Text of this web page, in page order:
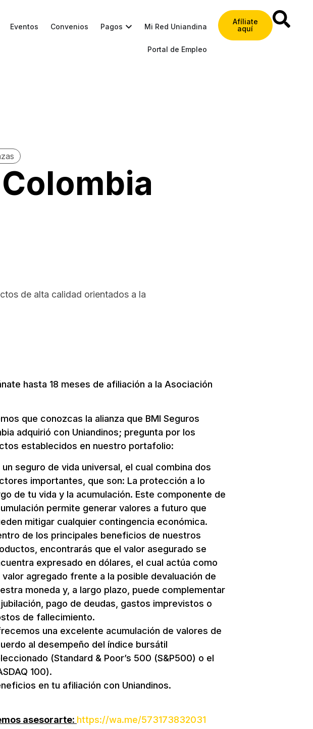
Eventos Convenios Pagos Mi Red Uniandina
Portal de Empleo
Afíliate
aquí
de alta calidad orientados a la
hasta 18 meses de afiliación a la Asociación
que conozcas la alianza que BMI Seguros
adquirió con Uniandinos; pregunta por los
establecidos en nuestro portafolio:
un seguro de vida universal, el cual combina dos
importantes, que son: La protección a lo
de tu vida y la acumulación. Este componente de
permite generar valores a futuro que
mitigar cualquier contingencia económica.
de los principales beneficios de nuestros
encontrarás que el valor asegurado se
expresado en dólares, el cual actúa como
valor agregado frente a la posible devaluación de
moneda y, a largo plazo, puede complementar
pago de deudas, gastos imprevistos o
de fallecimiento.
una excelente acumulación de valores de
al desempeño del índice bursátil
(Standard & Poor’s 500 (S&P500) o el
100).
en tu afiliación con Uniandinos.
asesorarte: https://wa.me/573173832031